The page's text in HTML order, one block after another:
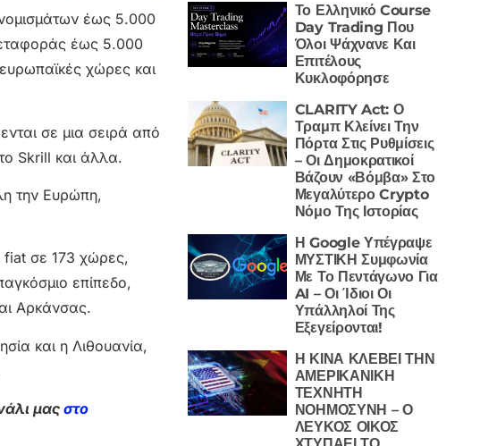
έως 5.000
έως 5.000
χώρες και
σε μια σειρά από
Skrill και άλλα.
την Ευρώπη,
fiat σε 173 χώρες,
επίπεδο,
Αρκάνσας.
και η Λιθουανία,
μας στο
Το Ελληνικό Course
Day Trading Που
Όλοι Ψάχνανε Και
Επιτέλους
Κυκλοφόρησε
CLARITY Act: Ο
Τραμπ Κλείνει Την
Πόρτα Στις Ρυθμίσεις
– Οι Δημοκρατικοί
Βάζουν «Βόμβα» Στο
Μεγαλύτερο Crypto
Νόμο Της Ιστορίας
Η Google Υπέγραψε
ΜΥΣΤΙΚΗ Συμφωνία
Με Το Πεντάγωνο Για
AI – Οι Ίδιοι Οι
Υπάλληλοί Της
Εξεγείρονται!
Η ΚΙΝΑ ΚΛΕΒΕΙ ΤΗΝ
ΑΜΕΡΙΚΑΝΙΚΗ
ΤΕΧΝΗΤΗ
ΝΟΗΜΟΣΥΝΗ – Ο
ΛΕΥΚΟΣ ΟΙΚΟΣ